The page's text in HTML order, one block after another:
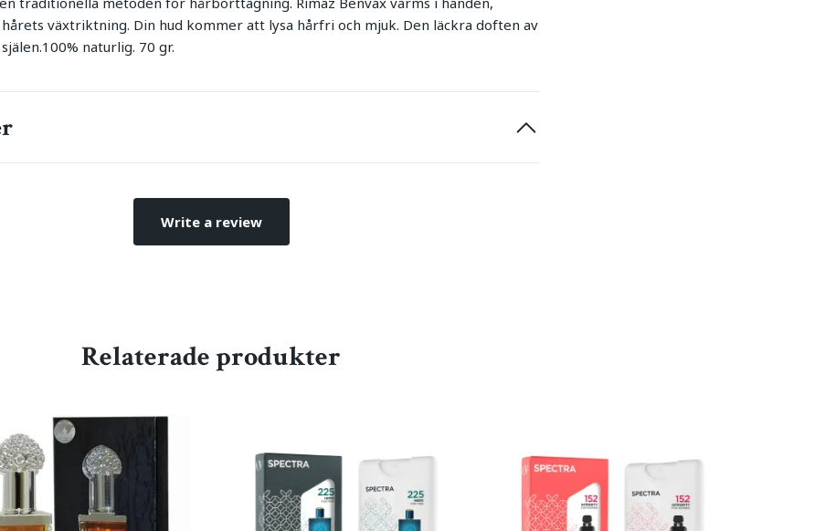
växtriktning. Din hud kommer att lysa hårfri och mjuk. Den läckra doften av
naturlig. 70 gr.
Write a review
Relaterade produkter